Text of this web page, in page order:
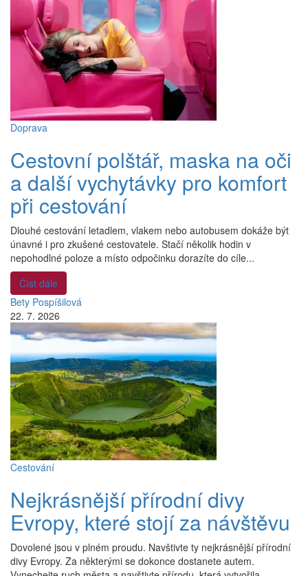
Doprava
Cestovní polštář, maska na oči
a další vychytávky pro komfort
při cestování
Dlouhé cestování letadlem, vlakem nebo autobusem dokáže být
únavné i pro zkušené cestovatele. Stačí několik hodin v
nepohodlné poloze a místo odpočinku dorazíte do cíle...
Číst dále
Bety Pospíšilová
22. 7. 2026
Cestování
Nejkrásnější přírodní divy
Evropy, které stojí za návštěvu
Dovolené jsou v plném proudu. Navštivte ty nejkrásnější přírodní
divy Evropy. Za některými se dokonce dostanete autem.